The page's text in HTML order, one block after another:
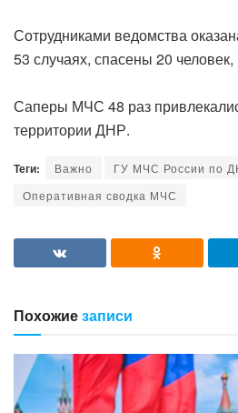
Сотрудниками ведомства
53 случаях, спасены 20
Саперы МЧС 48 раз
территории ДНР.
Теги: Важно
ГУ МЧС России по
Оперативная сводка МЧС
Похожиезаписи